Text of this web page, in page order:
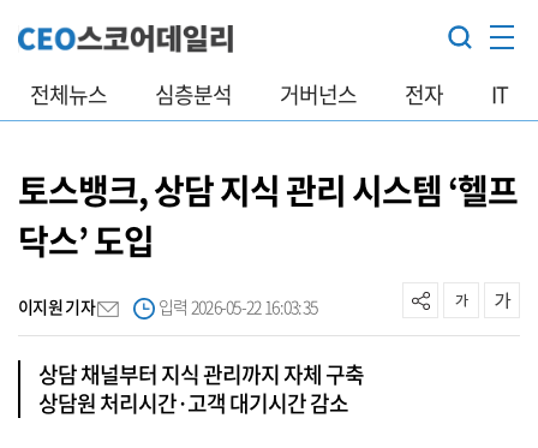
전체뉴스 심층분석 거버넌스 전자 IT
토스뱅크, 상담 지식 관리 시스템 ‘헬프
닥스’ 도입
이지원 기자 입력 2026-05-22 16:03:35
상담 채널부터 지식 관리까지 자체 구축
상담원 처리시간·고객 대기시간 감소